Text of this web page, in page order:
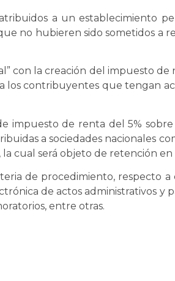
a un establecimiento
no hubieren sido sometidos a
con la creación del impuesto de
los contribuyentes que tengan
impuesto de renta del 5%
a sociedades nacionales
cual será objeto de retención
de procedimiento, respecto a
de actos administrativos y
entre otras.